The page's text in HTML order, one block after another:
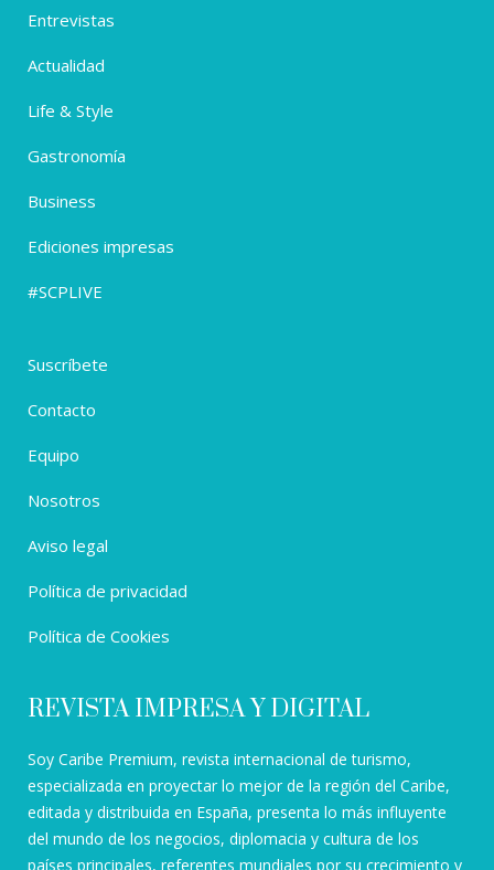
Entrevistas
Actualidad
Life & Style
Gastronomía
Business
Ediciones impresas
#SCPLIVE
Suscríbete
Contacto
Equipo
Nosotros
Aviso legal
Política de privacidad
Política de Cookies
REVISTA IMPRESA Y DIGITAL
Soy Caribe Premium, revista internacional de turismo,
especializada en proyectar lo mejor de la región del Caribe,
editada y distribuida en España, presenta lo más influyente
del mundo de los negocios, diplomacia y cultura de los
países principales, referentes mundiales por su crecimiento y